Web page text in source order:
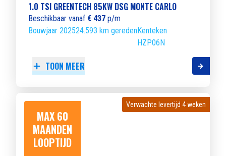
1.0 TSI GREENTECH 85KW DSG MONTE CARLO
Beschikbaar vanaf € 437 p/m
Bouwjaar 202524.593 km geredenKenteken
HZP06N
TOON MEER
MAX 60
MAANDEN
LOOPTIJD
Verwachte levertijd 4 weken
Verwachte levertijd 4 weken